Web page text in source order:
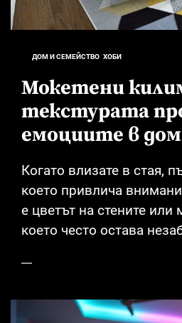
ДОМ И СЕМЕЙСТВО ХОБИ
Мокетени
текстурата
емоциите в
Когато влизате в стая,
което привлича
е цветът на стените или
което често остава